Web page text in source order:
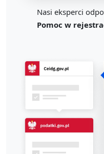
Nasi eksperci
Pomoc w